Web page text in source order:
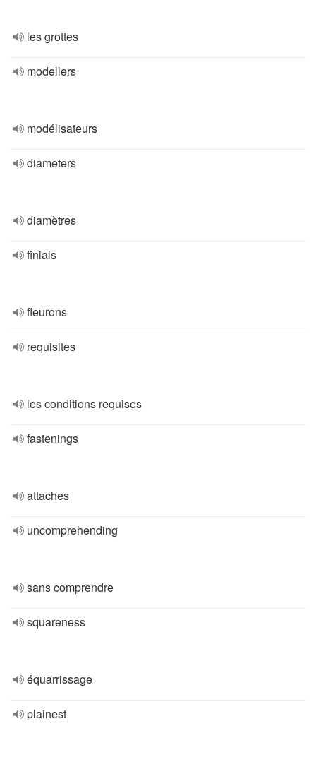
les grottes
modellers
modélisateurs
diameters
diamètres
finials
fleurons
requisites
les conditions requises
fastenings
attaches
uncomprehending
sans comprendre
squareness
équarrissage
plainest